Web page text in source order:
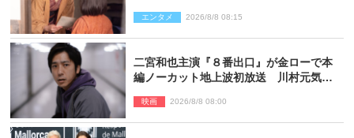
エンタメ 2026/8/8 08:15
二宮和也主演『８番出口』が金ローで本
編ノーカット地上波初放送 川村元気監
映画 2026/8/8 08:00